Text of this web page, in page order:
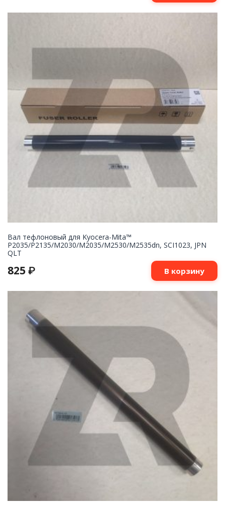
Вал тефлоновый для Kyocera-Mita™
P2035/P2135/M2030/M2035/M2530/M2535dn, SCI1023, JPN
QLT
825 ₽ В корзину